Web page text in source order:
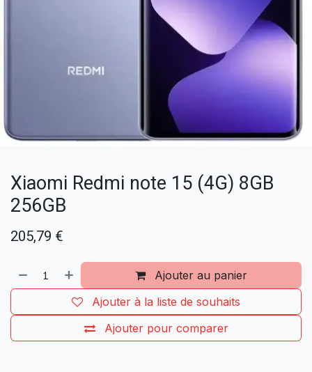
Xiaomi Redmi note 15 (4G) 8GB
256GB
205,79 €
Ajouter au panier
Ajouter pour comparer
Ajouter à la liste de souhaits